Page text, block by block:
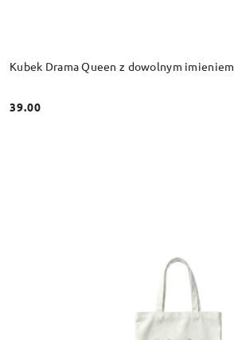
Kubek Drama Queen z dowolnym imieniem
Cena:
39.00